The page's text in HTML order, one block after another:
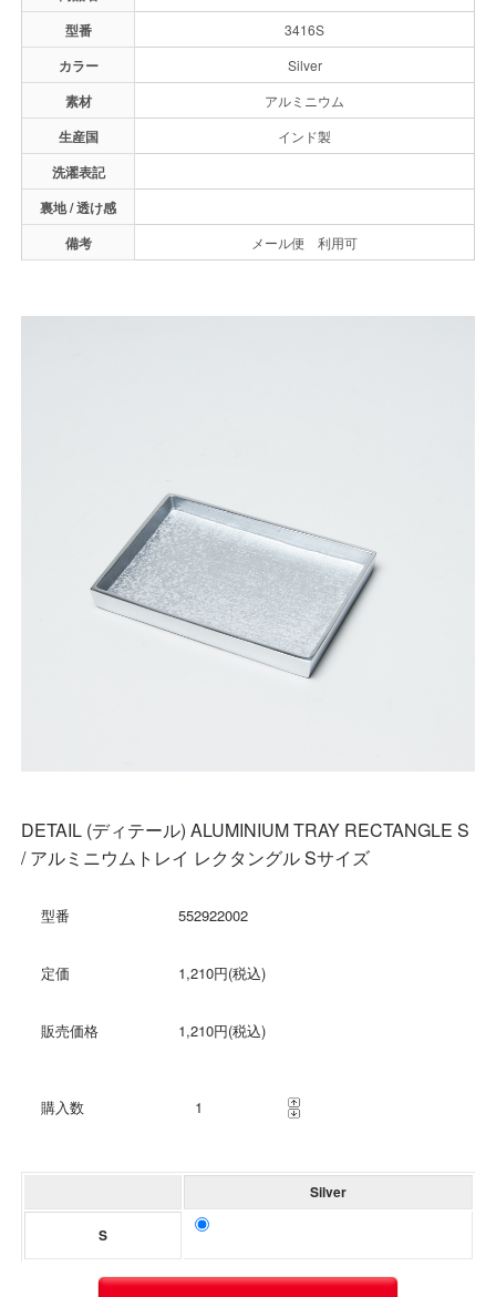
型番 3416S
カラー Silver
素材 アルミニウム
生産国 インド製
洗濯表記
裏地 / 透け感
備考
メール便 利用可
DETAIL (ディテール) ALUMINIUM TRAY RECTANGLE S
/ アルミニウムトレイ レクタングル Sサイズ
型番 552922002
定価 1,210円(税込)
販売価格 1,210円(税込)
購入数
Silver
S